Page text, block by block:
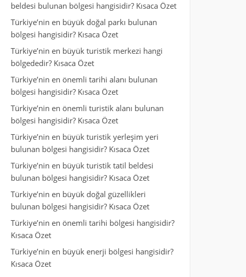
beldesi bulunan bölgesi hangisidir? Kısaca Özet
Türkiye’nin en büyük doğal parkı bulunan
bölgesi hangisidir? Kısaca Özet
Türkiye’nin en büyük turistik merkezi hangi
bölgededir? Kısaca Özet
Türkiye’nin en önemli tarihi alanı bulunan
bölgesi hangisidir? Kısaca Özet
Türkiye’nin en önemli turistik alanı bulunan
bölgesi hangisidir? Kısaca Özet
Türkiye’nin en büyük turistik yerleşim yeri
bulunan bölgesi hangisidir? Kısaca Özet
Türkiye’nin en büyük turistik tatil beldesi
bulunan bölgesi hangisidir? Kısaca Özet
Türkiye’nin en büyük doğal güzellikleri
bulunan bölgesi hangisidir? Kısaca Özet
Türkiye’nin en önemli tarihi bölgesi hangisidir?
Kısaca Özet
Türkiye’nin en büyük enerji bölgesi hangisidir?
Kısaca Özet